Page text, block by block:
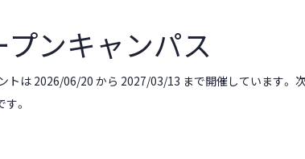
プンキャンパス
トは 2026/06/20 から 2027/03/13 まで開催しています。
。